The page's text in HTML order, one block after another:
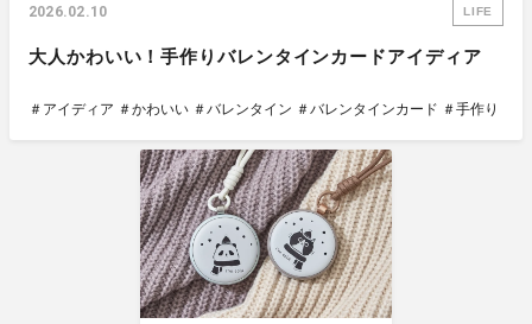
2026.02.10 LIFE
大人かわいい！手作りバレンタインカードアイディア
＃アイディア ＃かわいい ＃バレンタイン ＃バレンタインカード ＃手作り